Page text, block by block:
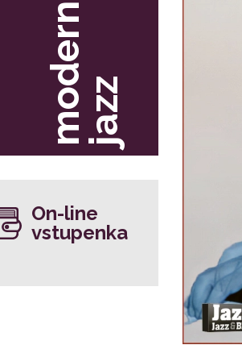
m
o
d
e
r
n
j
a
z z
On-line
vstupenka